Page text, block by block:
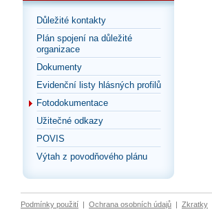
Důležité kontakty
Plán spojení na důležité
organizace
Dokumenty
Evidenční listy hlásných profilů
Fotodokumentace
Užitečné odkazy
POVIS
Výtah z povodňového plánu
Podmínky použití | Ochrana osobních údajů | Zkratky